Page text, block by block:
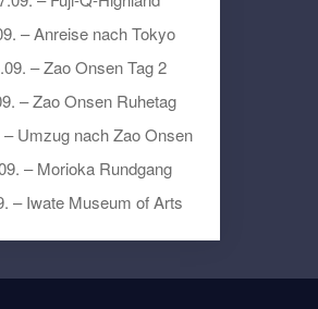
– Anreise nach Tokyo
– Zao Onsen Tag 2
– Zao Onsen Ruhetag
– Umzug nach Zao Onsen
– Morioka Rundgang
– Iwate Museum of Arts